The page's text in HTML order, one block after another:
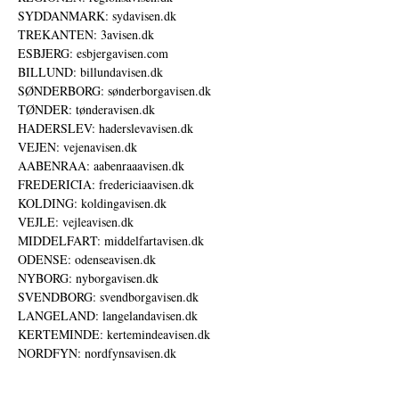
SYDDANMARK: sydavisen.dk
TREKANTEN: 3avisen.dk
ESBJERG: esbjergavisen.com
BILLUND: billundavisen.dk
SØNDERBORG: sønderborgavisen.dk
TØNDER: tønderavisen.dk
HADERSLEV: haderslevavisen.dk
VEJEN: vejenavisen.dk
AABENRAA: aabenraaavisen.dk
FREDERICIA: fredericiaavisen.dk
KOLDING: koldingavisen.dk
VEJLE: vejleavisen.dk
MIDDELFART: middelfartavisen.dk
ODENSE: odenseavisen.dk
NYBORG: nyborgavisen.dk
SVENDBORG: svendborgavisen.dk
LANGELAND: langelandavisen.dk
KERTEMINDE: kertemindeavisen.dk
NORDFYN: nordfynsavisen.dk